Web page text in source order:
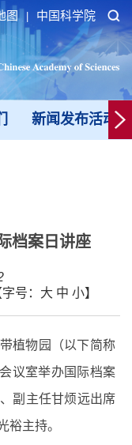
图 中国科学院
新闻发布活动
档案日讲座
字号： 大 中 小】
植物园（以下简称
议室举办国际档案
副主任甘烦远出席
裕主持。